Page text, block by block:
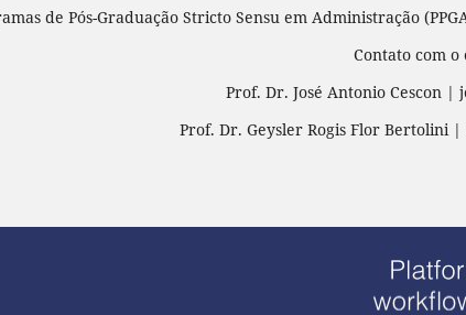
de Pós-Graduação Stricto Sensu em Administração
Contato com o
Prof. Dr. José Antonio Cescon |
Prof. Dr. Geysler Rogis Flor Bertolini